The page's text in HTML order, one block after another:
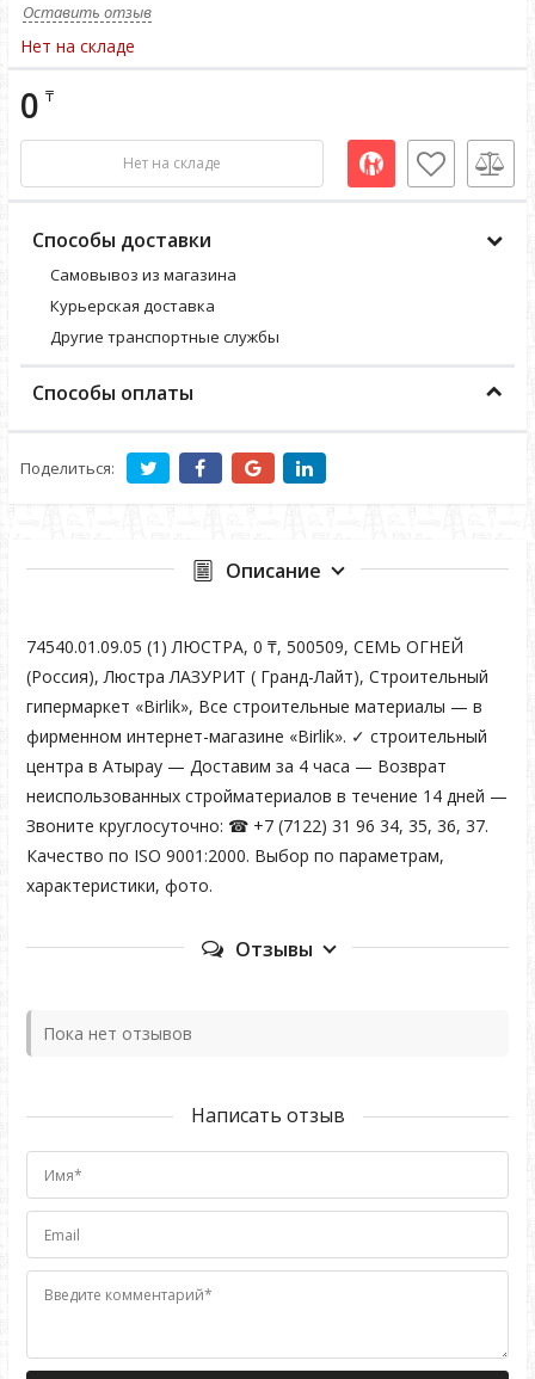
Оставить отзыв
Нет на складе
0 ₸
Нет на складе
Способы доставки
Самовывоз из магазина
Курьерская доставка
Другие транспортные службы
Способы оплаты
Поделиться:
Описание
74540.01.09.05 (1) ЛЮСТРА, 0 ₸, 500509, СЕМЬ ОГНЕЙ
(Россия), Люстра ЛАЗУРИТ ( Гранд-Лайт), Строительный
гипермаркет «Birlik», Все строительные материалы — в
фирменном интернет-магазине «Birlik». ✓ строительный
центра в Атырау — Доставим за 4 часа — Возврат
неиспользованных стройматериалов в течение 14 дней —
Звоните круглосуточно: ☎ +7 (7122) 31 96 34, 35, 36, 37.
Качество по ISO 9001:2000. Выбор по параметрам,
характеристики, фото.
Отзывы
Пока нет отзывов
Написать отзыв
Имя*
Email
Введите комментарий*